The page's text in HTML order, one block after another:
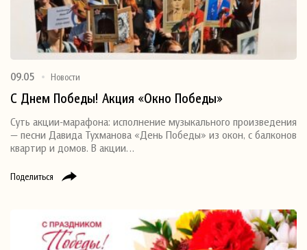
Поделиться
09.05 Новости
С Днем Победы! Акция «Окно Победы»
Суть акции-марафона: исполнение музыкального произведения
— песни Давида Тухманова «День Победы» из окон, с балконов
квартир и домов. В акции…